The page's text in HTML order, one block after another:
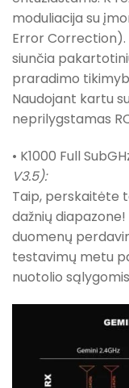
moduliacija su
Error Correction).
siunčia
praradimo
Naudojant kartu
neprilygstamas
• K1000 Full
V3.5):
Taip, perskaitėte
dažnių
duomenų
testavimų metu
nuotolio